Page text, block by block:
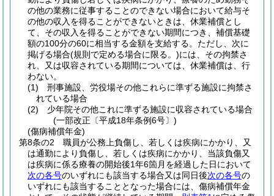
の他の業務に従事することのできない場合において給与そ
の他の収入を得ることができないときは、休業補償とし
て、その収入を得ることができない期間につき、補償基礎
額の100分の60に相当する金額を支給する。 ただし、次に
掲げる場合(規則で定める場合に限る。)には、その拘禁さ
れ、又は収容されている期間については、休業補償は、行
わない。
(1)
刑事施設、労役場その他これらに準ずる施設に拘禁さ
れている場合
(2)
少年院その他これに準ずる施設に収容されている場合
(一部改正〔平成18年条例6号〕)
(傷病補償年金)
第8条の2
職員が公務上負傷し、若しくは疾病にかかり、又
は通勤により負傷し、若しくは疾病にかかり、当該負傷又
は疾病に係る療養の開始後1年6箇月を経過した日において
次の各号のいずれにも該当する場合又は同日後次の各号の
いずれにも該当することとなった場合には、傷病補償年金